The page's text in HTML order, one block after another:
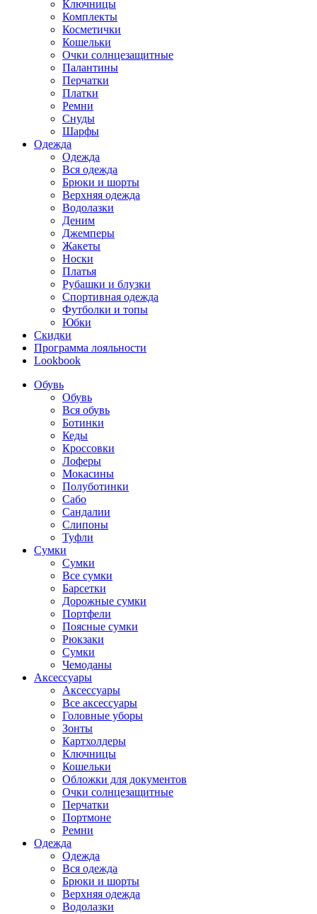
Ключницы
Комплекты
Косметички
Кошельки
Очки солнцезащитные
Палантины
Перчатки
Платки
Ремни
Снуды
Шарфы
Одежда
Одежда
Вся одежда
Брюки и шорты
Верхняя одежда
Водолазки
Деним
Джемперы
Жакеты
Носки
Платья
Рубашки и блузки
Спортивная одежда
Футболки и топы
Юбки
Скидки
Программа лояльности
Lookbook
Обувь
Обувь
Вся обувь
Ботинки
Кеды
Кроссовки
Лоферы
Мокасины
Полуботинки
Сабо
Сандалии
Слипоны
Туфли
Сумки
Сумки
Все сумки
Барсетки
Дорожные сумки
Портфели
Поясные сумки
Рюкзаки
Сумки
Чемоданы
Аксессуары
Аксессуары
Все аксессуары
Головные уборы
Зонты
Картхолдеры
Ключницы
Кошельки
Обложки для документов
Очки солнцезащитные
Перчатки
Портмоне
Ремни
Одежда
Одежда
Вся одежда
Брюки и шорты
Верхняя одежда
Водолазки